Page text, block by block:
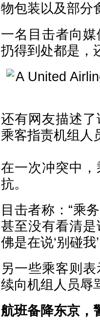
物包装以及部分
一名目击者向
扔得到处都是，
还有网友描述
乘客指责机组人
在一次冲突中
抗。
目击者称：“乘
甚至没有看清
佛是在说‘别碰我
另一些乘客则
续向机组人员辱
航班备降东京，